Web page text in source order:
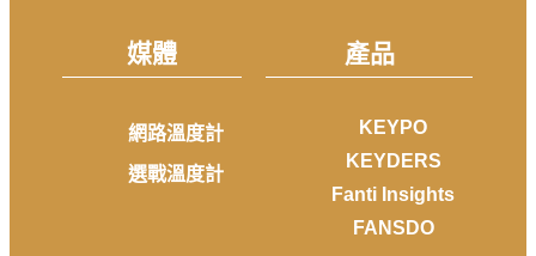
媒體
網路溫度計
選戰溫度計
產品
KEYPO
KEYDERS
Fanti Insights
FANSDO